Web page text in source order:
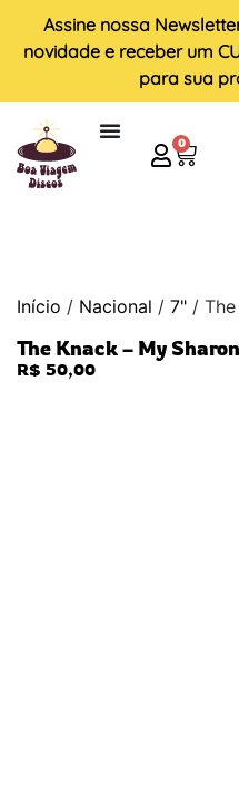
Assine nossa
novidade e receber um
para sua
0
Início / Nacional / 7" /
The Knack – My
R$ 50,00